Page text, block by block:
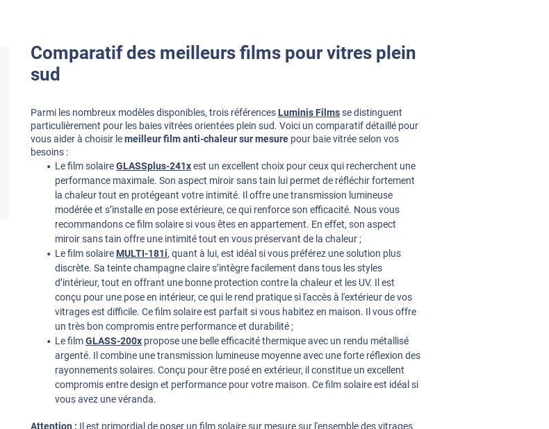
Comparatif des meilleurs films pour vitres plein
sud
Parmi les nombreux modèles disponibles, trois références Luminis Filmsse distinguent
particulièrement pour les baies vitrées orientées plein sud. Voici un comparatif détaillé pour
vous aider à choisir lemeilleur film anti-chaleur sur mesurepour baie vitrée selon vos
besoins :
Le film solaireGLASSplus-241xest un excellent choix pour ceux qui recherchent une
performance maximale. Son aspect miroir sans tain lui permet de réfléchir fortement
la chaleur tout en protégeant votre intimité. Il offre une transmission lumineuse
modérée et s’installe en pose extérieure, ce qui renforce son efficacité. Nous vous
recommandons ce film solaire si vous êtes en appartement. En effet, son aspect
miroir sans tain offre une intimité tout en vous préservant de la chaleur ;
Le film solaire MULTI-181i, quant à lui, est idéal si vous préférez une solution plus
discrète. Sa teinte champagne claire s’intègre facilement dans tous les styles
d’intérieur, tout en offrant une bonne protection contre la chaleur et les UV. Il est
conçu pour une pose en intérieur, ce qui le rend pratique si l'accès à l'extérieur de vos
vitrages est difficile. Ce film solaire est parfait si vous habitez en maison. Il vous offre
un très bon compromis entre performance et durabilité ;
Le filmGLASS-200xpropose une belle efficacité thermique avec un rendu métallisé
argenté. Il combine une transmission lumineuse moyenne avec une forte réflexion des
rayonnements solaires. Conçu pour être posé en extérieur, il constitue un excellent
compromis entre design et performance pour votre maison. Ce film solaire est idéal si
vous avez une véranda.
Attention : Il est primordial de poser un film solaire sur mesure sur l'ensemble des vitrages